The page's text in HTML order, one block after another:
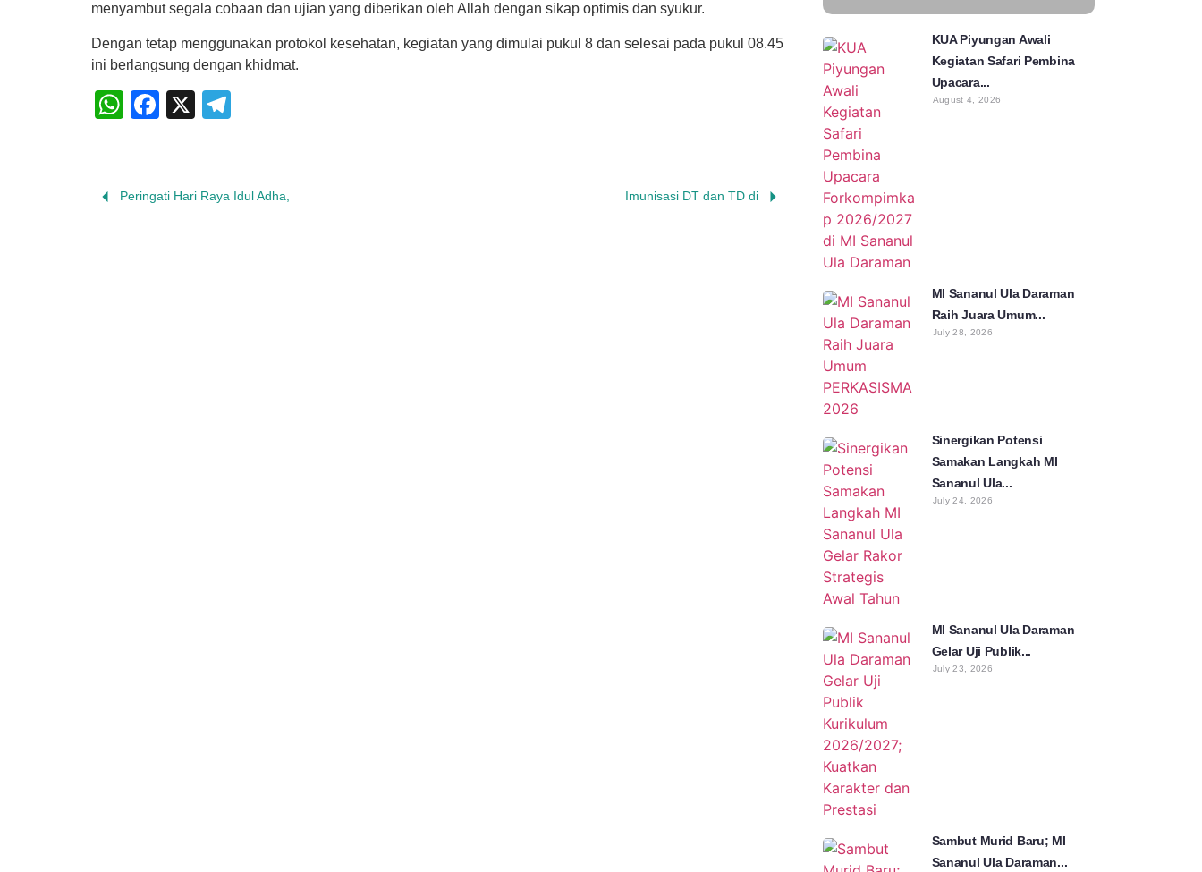
menyambut segala cobaan dan ujian yang diberikan oleh Allah dengan sikap optimis dan syukur.
Dengan tetap menggunakan protokol kesehatan, kegiatan yang dimulai pukul 8 dan selesai pada pukul 08.45
ini berlangsung dengan khidmat.
WhatsApp
Facebook
X
Peringati Hari Raya Idul Adha, Imunisasi DT dan TD di
KUA Piyungan Awali
Kegiatan Safari Pembina
Upacara...
August 4, 2026
MI Sananul Ula Daraman
Raih Juara Umum...
July 28, 2026
Sinergikan Potensi
Samakan Langkah MI
Sananul Ula...
July 24, 2026
MI Sananul Ula Daraman
Gelar Uji Publik...
July 23, 2026
Sambut Murid Baru; MI
Sananul Ula Daraman...